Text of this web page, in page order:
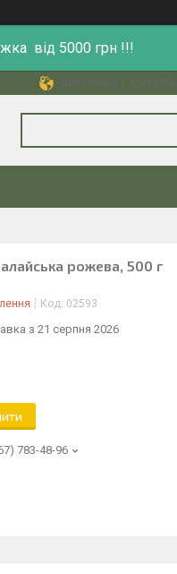
від 5000 грн !!!
Шевченка 1,
рожева, 500 г
Код: 02593
з 21 серпня 2026
783-48-96